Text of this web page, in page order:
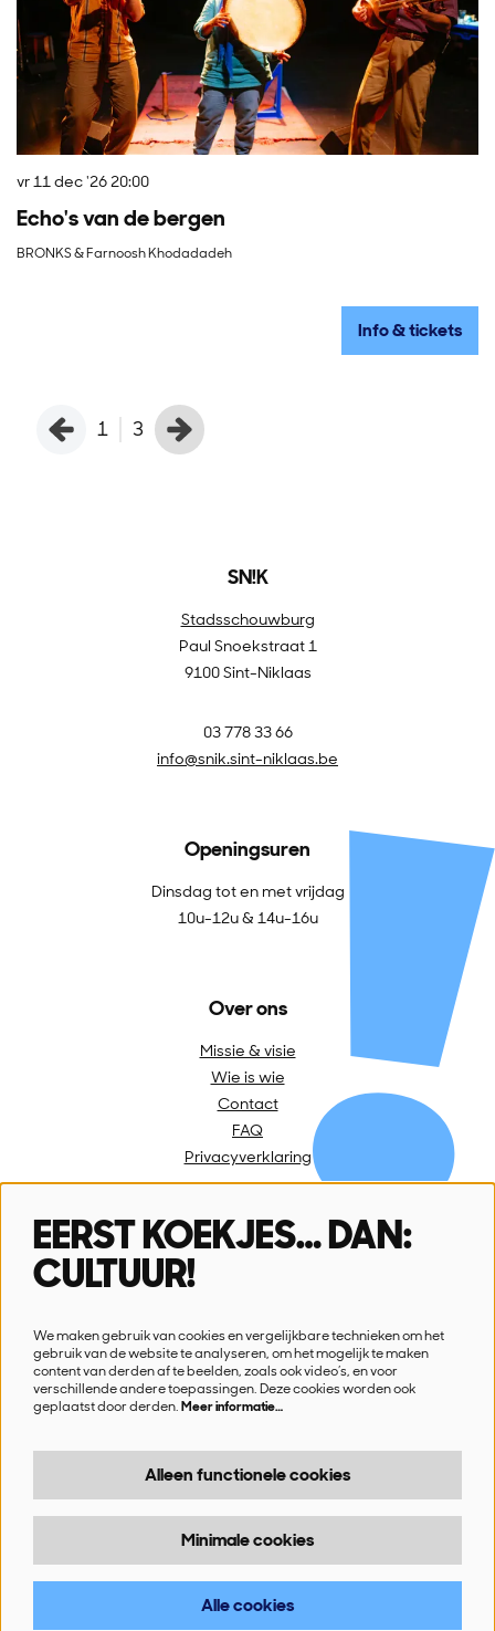
Echo's van de bergen
BRONKS & Farnoosh Khodadadeh
vr 11 dec '2620:00
Info & tickets
1 3
SN!K
Stadsschouwburg
Paul Snoekstraat 1
9100 Sint-Niklaas
03 778 33 66
info@snik.sint-niklaas.be
Openingsuren
Dinsdag tot en met vrijdag
10u-12u & 14u-16u
Over ons
Missie & visie
Wie is wie
Contact
FAQ
Privacyverklaring
Volg ons
Schrijf je in voor onze nieuwsbrief
Ik wil nieuws!
Powered byCultureSuite
EERST KOEKJES… DAN:
CULTUUR!
We maken gebruik van cookies en vergelijkbare technieken om het
gebruik van de website te analyseren, om het mogelijk te maken
content van derden af te beelden, zoals ook video’s, en voor
verschillende andere toepassingen. Deze cookies worden ook
geplaatst door derden.Meer informatie…
Alleen functionele cookies
Minimale cookies
Alle cookies